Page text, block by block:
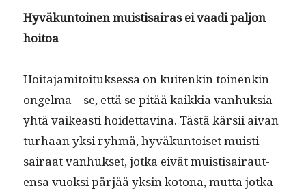
Hyväkun­toinen muis­ti­sairas ei vaa­di paljon
hoitoa
Hoita­jami­toituk­ses­sa on kuitenkin toinenkin
ongel­ma – se, että se pitää kaikkia van­huk­sia
yhtä vaikeasti hoidet­tavina. Tästä kär­sii aivan
turhaan yksi ryh­mä, hyväkun­toiset muis­ti­
sairaat van­huk­set, jot­ka eivät muis­ti­sairaut­
en­sa vuok­si pär­jää yksin kotona, mut­ta jot­ka